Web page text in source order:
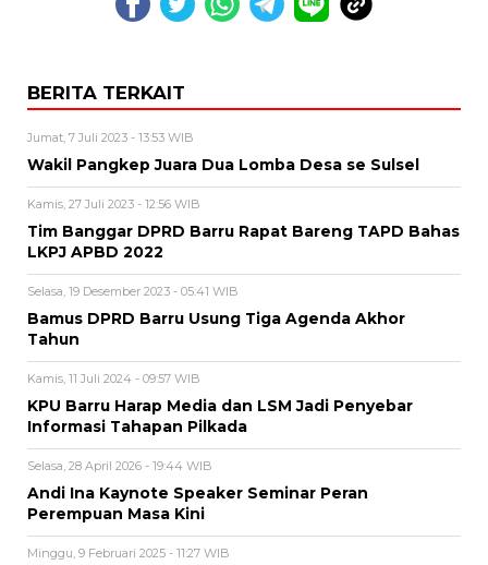
BERITA TERKAIT
Jumat, 7 Juli 2023 - 13:53 WIB
Wakil Pangkep Juara Dua Lomba Desa se Sulsel
Kamis, 27 Juli 2023 - 12:56 WIB
Tim Banggar DPRD Barru Rapat Bareng TAPD Bahas
LKPJ APBD 2022
Selasa, 19 Desember 2023 - 05:41 WIB
Bamus DPRD Barru Usung Tiga Agenda Akhor
Tahun
Kamis, 11 Juli 2024 - 09:57 WIB
KPU Barru Harap Media dan LSM Jadi Penyebar
Informasi Tahapan Pilkada
Selasa, 28 April 2026 - 19:44 WIB
Andi Ina Kaynote Speaker Seminar Peran
Perempuan Masa Kini
Minggu, 9 Februari 2025 - 11:27 WIB